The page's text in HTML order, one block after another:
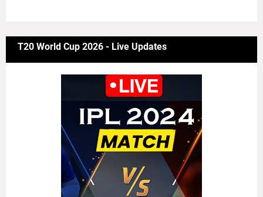
T20 World Cup 2026 - Live Updates